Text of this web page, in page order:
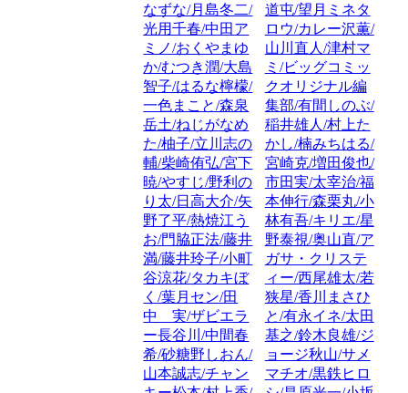
なずな/月島冬二/
光用千春/中田ア
ミノ/おくやまゆ
か/むつき潤/大島
智子/はるな檸檬/
一色まこと/森泉
岳土/ねじがなめ
た/柚子/立川志の
輔/柴崎侑弘/宮下
暁/やすじ/野利の
り太/日高大介/矢
野了平/熱焼江う
お/門脇正法/藤井
満/藤井玲子/小町
谷涼花/タカキぼ
く/葉月セン/田
中 実/ザビエラ
ー長谷川/中間春
希/砂糖野しおん/
山本誠志/チャン
道屯/望月ミネタ
ロウ/カレー沢薫/
山川直人/津村マ
ミ/ビッグコミッ
クオリジナル編
集部/有間しのぶ/
稲井雄人/村上た
かし/楠みちはる/
宮崎克/増田俊也/
市田実/太宰治/福
本伸行/森栗丸/小
林有吾/キリエ/星
野泰視/奥山直/ア
ガサ・クリステ
ィー/西尾雄太/若
狭星/香川まさひ
と/有永イネ/太田
基之/鈴木良雄/ジ
ョージ秋山/サメ
マチオ/黒鉄ヒロ